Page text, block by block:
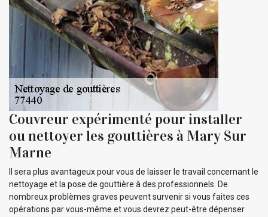
Couvreur expérimenté pour installer
ou nettoyer les gouttières à Mary Sur
Marne
Il sera plus avantageux pour vous de laisser le travail concernant le
nettoyage et la pose de gouttière à des professionnels. De
nombreux problèmes graves peuvent survenir si vous faites ces
opérations par vous-même et vous devrez peut-être dépenser